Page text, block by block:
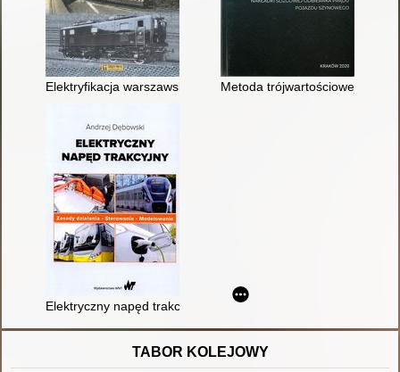
Elektryfikacja warszawskiego węzła kolejowego PKP 1933-
Metoda trójwartościowej
Elektryczny napęd trakcyjny : zasady działania, sterowanie,
TABOR KOLEJOWY